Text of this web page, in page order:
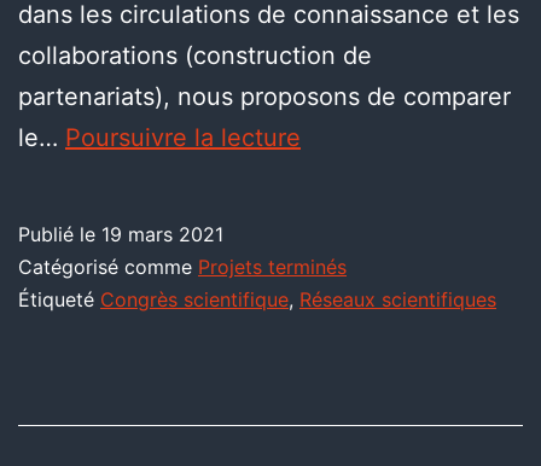
dans les circulations de connaissance et les
collaborations (construction de
partenariats), nous proposons de comparer
le… Poursuivre la lecture
Publié le 19 mars 2021
Catégorisé comme Projets terminés
Étiqueté Congrès scientifique, Réseaux scientifiques